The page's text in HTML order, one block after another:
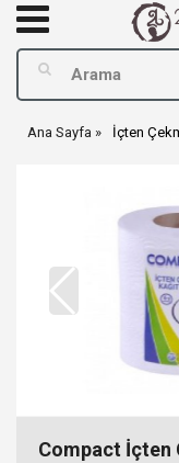
Ana Sayfa İçten
Compact İçten